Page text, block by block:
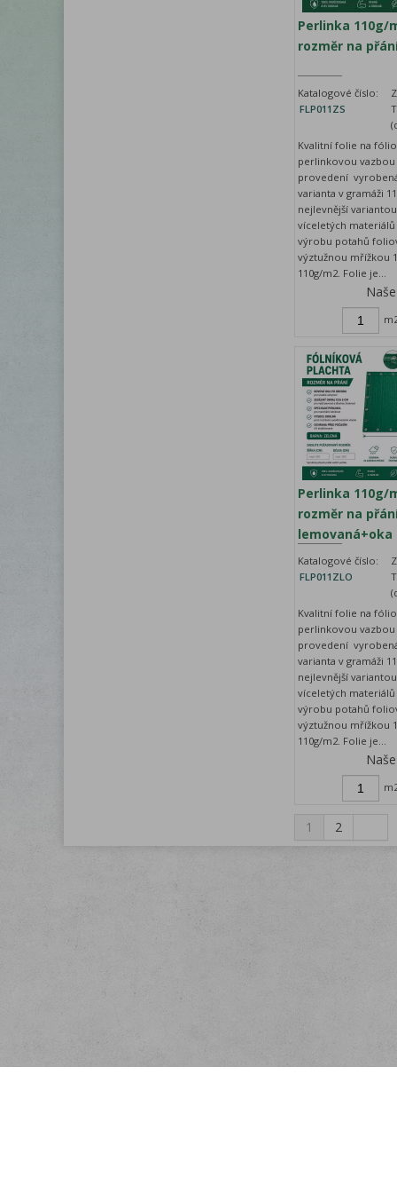
Perlinka 110g/
rozměr na
Katalogové číslo:
FLP011ZS
Kvalitní folie na
perlinkovou
provedení
varianta v gramáži
nejlevnější
víceletých
výrobu potahů
výztužnou mřížkou
110g/m2. Folie je...
Perlinka 110g/
rozměr na
lemovaná+oka
Katalogové číslo:
FLP011ZLO
Kvalitní folie na
perlinkovou
provedení
varianta v gramáži
nejlevnější
víceletých
výrobu potahů
výztužnou mřížkou
110g/m2. Folie je...
1 2